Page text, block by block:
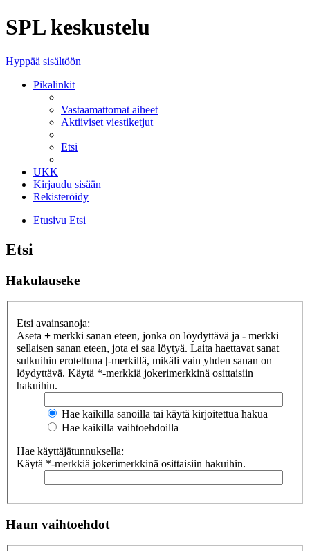
SPL keskustelu
Hyppää sisältöön
Pikalinkit
Vastaamattomat aiheet
Aktiiviset viestiketjut
Etsi
UKK
Kirjaudu sisään
Rekisteröidy
Etusivu Etsi
Etsi
Hakulauseke
Etsi avainsanoja:
Aseta + merkki sanan eteen, jonka on löydyttävä ja - merkki
sellaisen sanan eteen, jota ei saa löytyä. Laita haettavat sanat
sulkuihin erotettuna |-merkillä, mikäli vain yhden sanan on
löydyttävä. Käytä *-merkkiä jokerimerkkinä osittaisiin
hakuihin.
Hae kaikilla sanoilla tai käytä kirjoitettua hakua
Hae kaikilla vaihtoehdoilla
Hae käyttäjätunnuksella:
Käytä *-merkkiä jokerimerkkinä osittaisiin hakuihin.
Haun vaihtoehdot